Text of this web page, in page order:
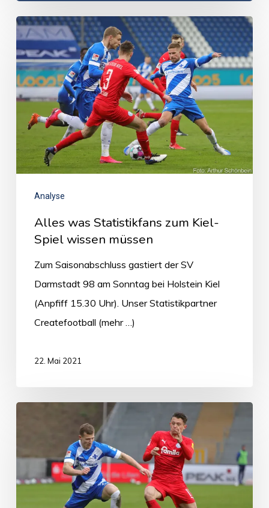
Analyse
Alles was Statistikfans zum Kiel-
Spiel wissen müssen
Zum Saisonabschluss gastiert der SV
Darmstadt 98 am Sonntag bei Holstein Kiel
(Anpfiff 15.30 Uhr). Unser Statistikpartner
Createfootball (mehr …)
22. Mai 2021